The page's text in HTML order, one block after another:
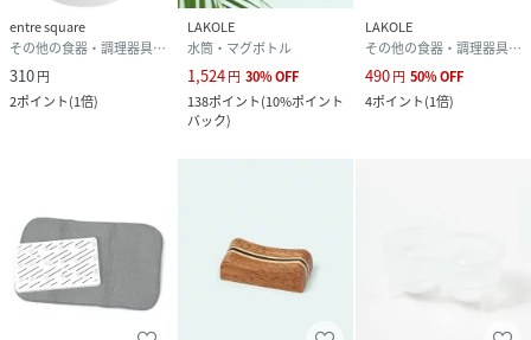
entre square
その他の食器・調理器具・キッチン用品
310円
2ポイント(1倍)
LAKOLE
水筒・マグボトル
1,524円 30%OFF
138ポイント(10%ポイント
バック)
LAKOLE
その他の食器・調理器具・キッチン用品
490円 50%OFF
4ポイント(1倍)